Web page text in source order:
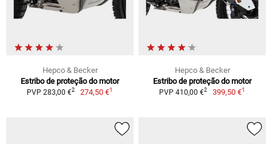
Hepco & Becker
Estribo de proteção do motor
PVP 283,00 €2 274,50 €1
Hepco & Becker
Estribo de proteção do motor
PVP 410,00 €2 399,50 €1